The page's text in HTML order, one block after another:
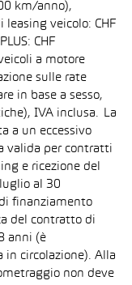
km/anno),
leasing veicolo: CHF
CHF
a motore
sulle rate
in base a sesso,
IVA inclusa. La
a un eccessivo
valida per contratti
e ricezione del
al 30
finanziamento
del contratto di
anni (è
circolazione). Alla
non deve